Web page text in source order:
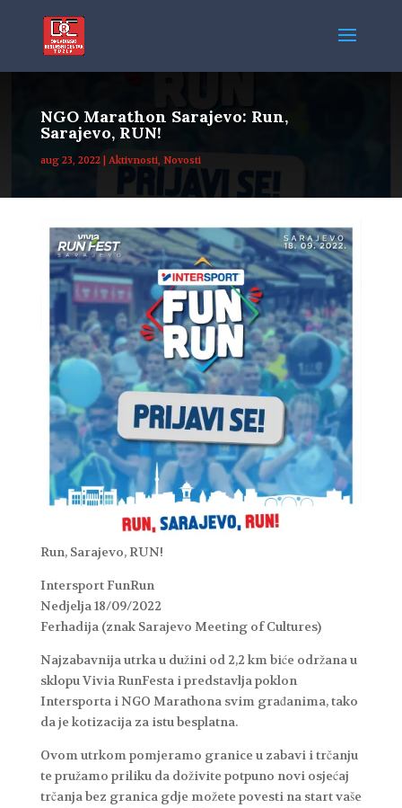
NGO Marathon Sarajevo: Run,
Sarajevo, RUN!
aug 23, 2022| Aktivnosti, Novosti
Run, Sarajevo, RUN!
Intersport FunRun
Nedjelja 18/09/2022
Ferhadija (znak Sarajevo Meeting of Cultures)
Najzabavnija utrka u dužini od 2,2 km biće održana u
sklopu Vivia RunFesta i predstavlja poklon
Intersporta i NGO Marathona svim građanima, tako
da je kotizacija za istu besplatna.
Ovom utrkom pomjeramo granice u zabavi i trčanju
te pružamo priliku da doživite potpuno novi osjećaj
trčanja bez granica gdje možete povesti na start vaše